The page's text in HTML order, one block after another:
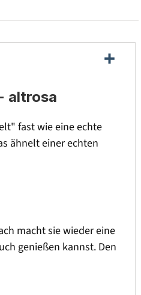
altrosa
fast wie eine echte
ähnelt einer echten
macht sie wieder eine
genießen kannst. Den